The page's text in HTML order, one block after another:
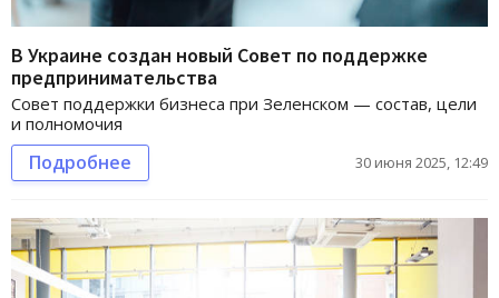
В Украине создан новый Совет по поддержке
предпринимательства
Совет поддержки бизнеса при Зеленском — состав, цели
и полномочия
Подробнее 30 июня 2025, 12:49